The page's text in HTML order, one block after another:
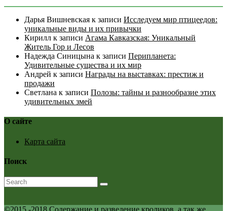
Дарья Вишневская к записи Исследуем мир птицеедов:
уникальные виды и их привычки
Кирилл к записи Агама Кавказская: Уникальный
Житель Гор и Лесов
Надежда Синицына к записи Перипланета:
Удивительные существа и их мир
Андрей к записи Награды на выставках: престиж и
продажи
Светлана к записи Полозы: тайны и разнообразие этих
удивительных змей
О сайте
Карта сайта
Поиск